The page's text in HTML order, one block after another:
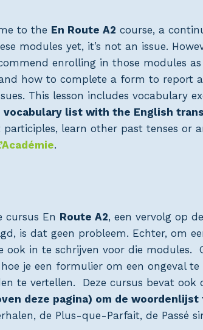
to the En Route A2 course, a
modules yet, it’s not an issue.
enrolling in those modules
how to complete a form to report
This lesson includes vocabulary
list with the English
learn other past tenses or
.
cursus En Route A2, een vervolg op
is dat geen probleem. Echter, om
in te schrijven voor die modules.
je een formulier om een ongeval
te vertellen. Deze cursus bevat
deze pagina) om de woordenlijst
de Plus-que-Parfait, de Passé